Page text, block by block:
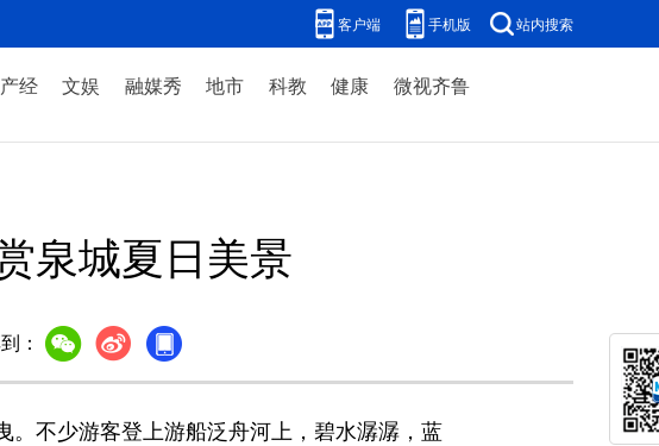
客户端 手机版 站内搜索
经 文娱 融媒秀 地市 科教 健康 微视齐鲁
泉城夏日美景
：
不少游客登上游船泛舟河上，碧水潺潺，蓝